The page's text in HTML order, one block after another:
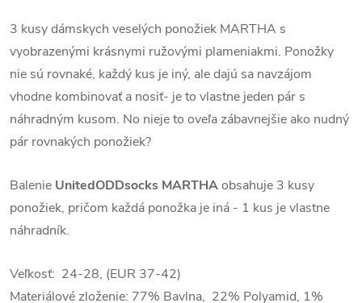
3 kusy dámskych veselých ponožiek MARTHA s
vyobrazenými krásnymi ružovými plameniakmi. Ponožky
nie sú rovnaké, každý kus je iný, ale dajú sa navzájom
vhodne kombinovať a nosiť- je to vlastne jeden pár s
náhradným kusom. No nieje to oveľa zábavnejšie ako nudný
pár rovnakých ponožiek?
Balenie UnitedODDsocks MARTHAobsahuje 3 kusy
ponožiek, pričom každá ponožka je iná - 1 kus je vlastne
náhradník.
Veľkosť: 24-28, (EUR 37-42)
Materiálové zloženie: 77% Bavlna, 22% Polyamid, 1%